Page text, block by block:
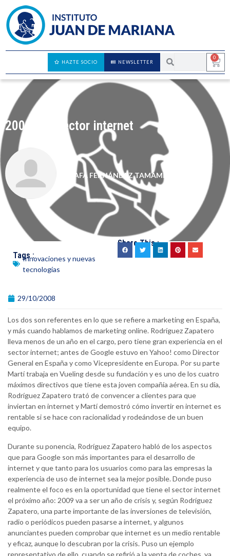
0
NEWSLETTER
HAZTE SOCIO
2009 y el sector internet
RAFA FERNÁNDEZ TAMAMES
Tags :Innovaciones y nuevas
tecnologías
Share This :
29/10/2008
Los dos son referentes en lo que se refiere a marketing en España,
y más cuando hablamos de marketing online. Rodríguez Zapatero
lleva menos de un año en el cargo, pero tiene gran experiencia en el
sector internet; antes de Google estuvo en Yahoo! como Director
General en España y como Vicepresidente en Europa. Por su parte
Martí trabaja en Vueling desde su fundación y es uno de los cuatro
máximos directivos que tiene esta joven compañía aérea. En su día,
Rodríguez Zapatero trató de convencer a clientes para que
inviertan en internet y Martí demostró cómo invertir en internet es
rentable si se hace con racionalidad y rodeándose de un buen
equipo.
Durante su ponencia, Rodríguez Zapatero habló de los aspectos
que para Google son más importantes para el desarrollo de
internet y que tanto para los usuarios como para las empresas la
experiencia de uso de internet sea la mejor posible. Donde puso
realmente el foco es en la oportunidad que tiene el sector internet
el próximo año: 2009 va a ser un año de crisis y, según Rodríguez
Zapatero, una parte importante de las inversiones de televisión,
radio o periódicos pueden pasarse a internet, y algunos
anunciantes pueden comprobar que internet es un medio rentable
y eficaz, aunque lo descubran por la crisis. Puso un ejemplo